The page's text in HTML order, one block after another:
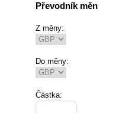
Převodník měn
Z měny:
Do měny:
Částka: